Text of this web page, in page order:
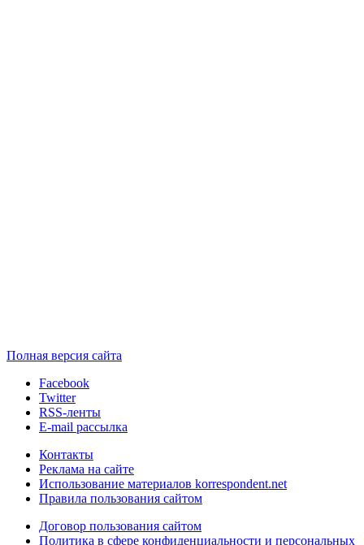
Полная версия сайта
Facebook
Twitter
RSS-ленты
E-mail рассылка
Контакты
Реклама на сайте
Использование материалов korrespondent.net
Правила пользования сайтом
Договор пользования сайтом
Политика в сфере конфиденциальности и персональных